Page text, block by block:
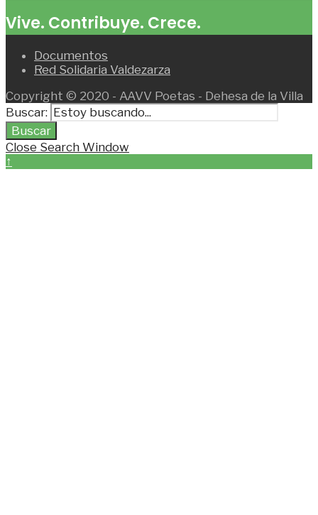
Vive. Contribuye. Crece.
Documentos
Red Solidaria Valdezarza
Copyright © 2020 - AAVV Poetas - Dehesa de la Villa
Buscar:
Buscar
Close Search Window
↑